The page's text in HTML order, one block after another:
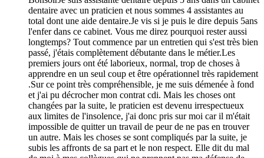
dentaire avec un praticien et nous sommes 4 assistantes au
total dont une aide dentaire.Je vis si je puis le dire depuis 5ans
l'enfer dans ce cabinet. Vous me direz pourquoi rester aussi
longtemps? Tout commence par un entretien qui s'est très bien
passé, j'étais complètement débutante dans le métier.Les
premiers jours ont été laborieux, normal, trop de choses à
apprendre en un seul coup et être opérationnel très rapidement
.Sur ce point très compréhensible, je me suis démenée à fond
et j'ai pu décrocher mon contrat cdi. Mais les choses ont
changées par la suite, le praticien est devenu irrespectueux
aux limites de l'insolence, j'ai donc pris sur moi car il m'était
impossible de quitter un travail de peur de ne pas en trouver
un autre. Mais les choses se sont compliqués par la suite, je
subis les affronts de sa part et le non respect. Elle dit du mal